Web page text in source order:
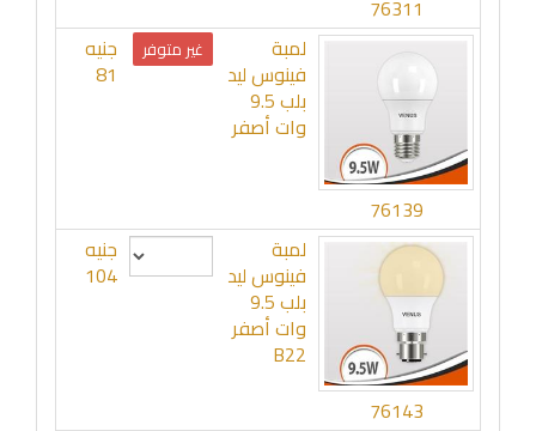
76311
76139
لمبة
فينوس ليد
بلب 9.5
وات أصفر
غير متوفر جنيه
81
76143
لمبة
فينوس ليد
بلب 9.5
وات أصفر
B22
جنيه
104